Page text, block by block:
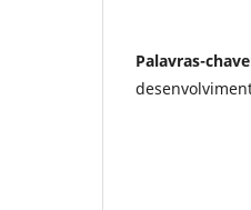
Palavras-